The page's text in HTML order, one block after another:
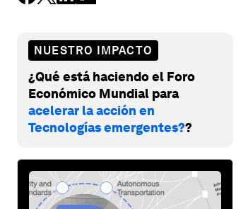
NUESTRO IMPACTO
¿Qué está haciendo el Foro
Económico Mundial para
acelerar la acción en
Tecnologías emergentes??